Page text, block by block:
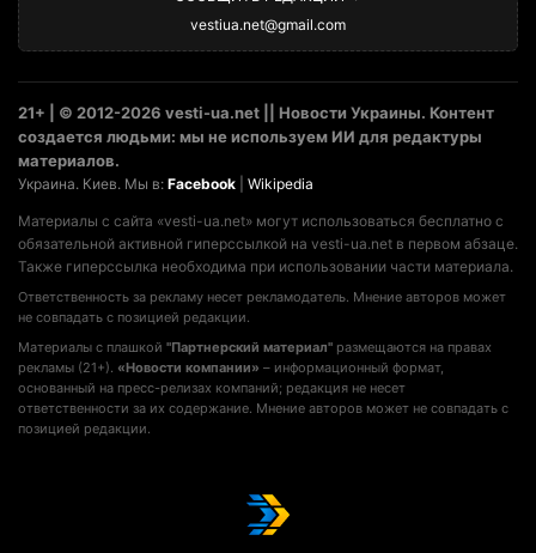
vestiua.net@gmail.com
21+ | © 2012-2026 vesti-ua.net || Новости Украины. Контент
создается людьми: мы не используем ИИ для редактуры
материалов.
Украина. Киев. Мы в: Facebook Wikipedia
Материалы с сайта «vesti-ua.net» могут использоваться бесплатно с
обязательной активной гиперссылкой на vesti-ua.net в первом абзаце.
Также гиперссылка необходима при использовании части материала.
Ответственность за рекламу несет рекламодатель. Мнение авторов может
не совпадать с позицией редакции.
Материалы с плашкой "Партнерский материал" размещаются на правах
рекламы (21+). «Новости компании» – информационный формат,
основанный на пресс-релизах компаний; редакция не несет
ответственности за их содержание. Мнение авторов может не совпадать с
позицией редакции.